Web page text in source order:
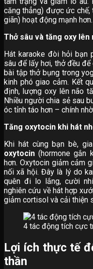
căng thẳng) được ức
giãn) hoạt động mạnh hơn.
Thở sâu và tăng oxy lên
Hát karaoke đòi hỏi bạn
sâu để lấy hơi, thở đều
bài tập thở bụng trong
kinh phó giao cảm. Kết
định, lượng oxy lên não
Nhiều người chia sẻ sau
óc tỉnh táo hơn – chính
Tăng oxytocin khi hát
Khi hát cùng bạn bè,
oxytocin (hormone gắn
hơn. Oxytocin giảm cảm
nối xã hội. Đây là lý do
quên đi lo lắng, cười
nghiên cứu về hát hợp
giảm cortisol và cải thiện
4 tác động tích cực
Lợi ích thực tế
thần